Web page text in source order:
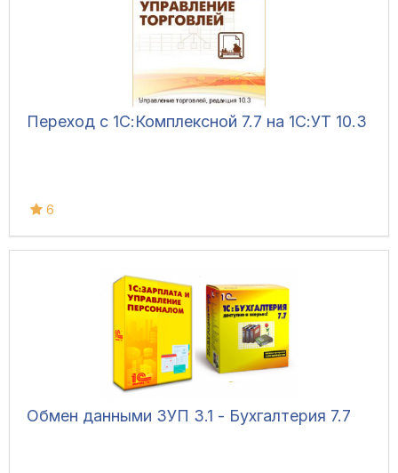
Переход с 1С:Комплексной 7.7 на 1С:УТ 10.3
6
Обмен данными ЗУП 3.1 - Бухгалтерия 7.7